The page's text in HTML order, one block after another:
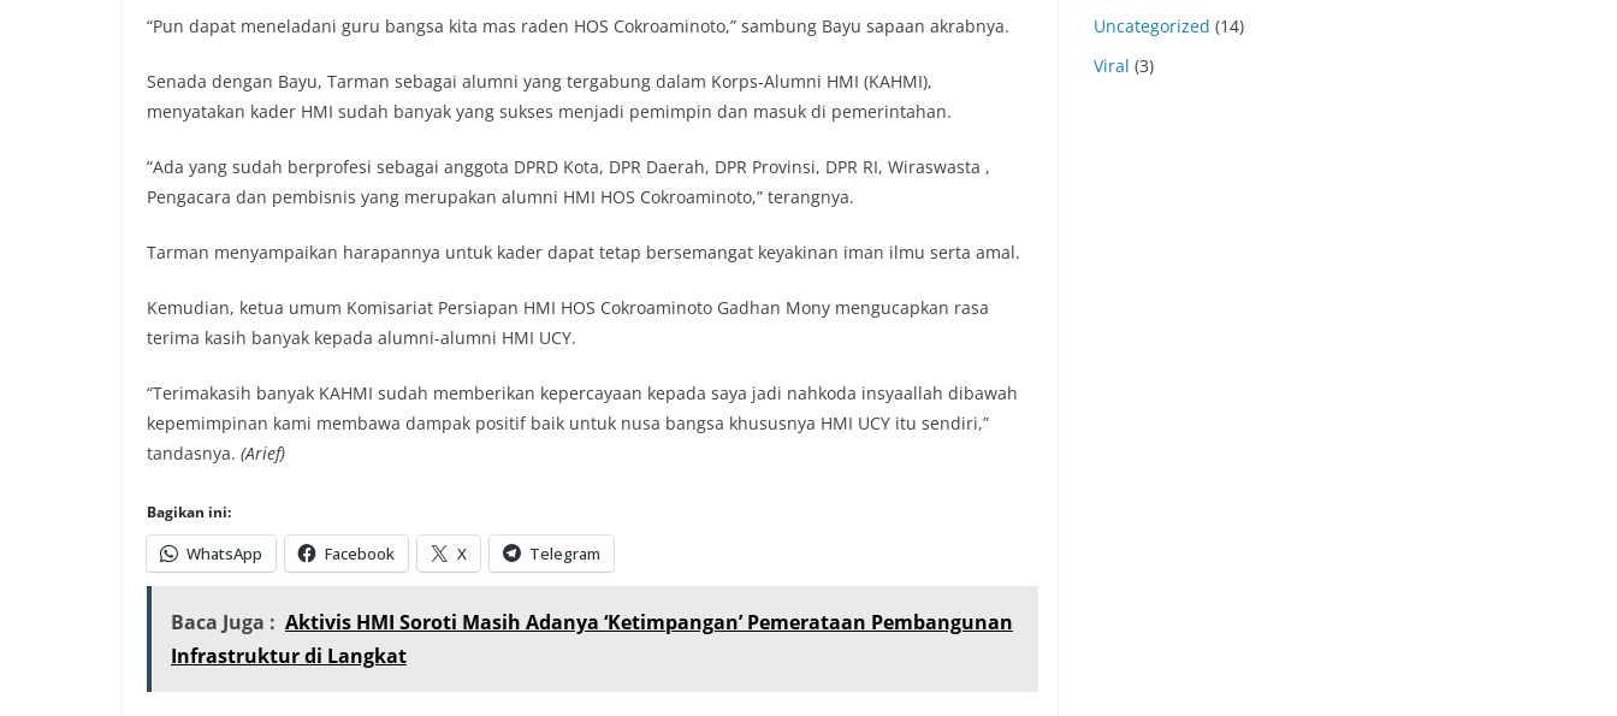
“Pun dapat meneladani guru bangsa kita mas raden HOS Cokroaminoto,” sambung Bayu sapaan akrabnya.
Senada dengan Bayu, Tarman sebagai alumni yang tergabung dalam Korps-Alumni HMI (KAHMI),
menyatakan kader HMI sudah banyak yang sukses menjadi pemimpin dan masuk di pemerintahan.
“Ada yang sudah berprofesi sebagai anggota DPRD Kota, DPR Daerah, DPR Provinsi, DPR RI, Wiraswasta ,
Pengacara dan pembisnis yang merupakan alumni HMI HOS Cokroaminoto,” terangnya.
Tarman menyampaikan harapannya untuk kader dapat tetap bersemangat keyakinan iman ilmu serta amal.
Kemudian, ketua umum Komisariat Persiapan HMI HOS Cokroaminoto Gadhan Mony mengucapkan rasa
terima kasih banyak kepada alumni-alumni HMI UCY.
“Terimakasih banyak KAHMI sudah memberikan kepercayaan kepada saya jadi nahkoda insyaallah dibawah
kepemimpinan kami membawa dampak positif baik untuk nusa bangsa khususnya HMI UCY itu sendiri,”
tandasnya. (Arief)
Bagikan ini:
WhatsApp Facebook X Telegram
Baca Juga : Aktivis HMI Soroti Masih Adanya ‘Ketimpangan’ Pemerataan Pembangunan
Infrastruktur di Langkat
Uncategorized (14)
Viral (3)